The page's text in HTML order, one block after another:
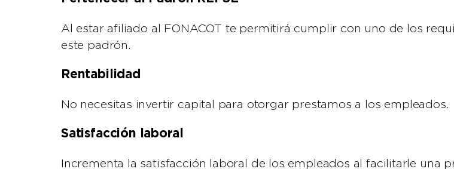
Al estar afiliado al FONACOT te permitirá cumplir con uno de los
este padrón.
Rentabilidad
No necesitas invertir capital para otorgar prestamos a los empleados.
Satisfacción laboral
Incrementa la satisfacción laboral de los empleados al facilitarle una